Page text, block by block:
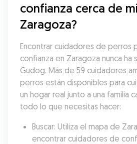
confianza cerca de
Zaragoza?
Encontrar cuidadores de perros
confianza en Zaragoza nunca ha
Gudog. Más de 59 cuidadores
perros están disponibles para
un hogar real junto a una familia
todo lo que necesitas hacer:
Buscar: Utiliza el mapa de
encontrar cuidadores de